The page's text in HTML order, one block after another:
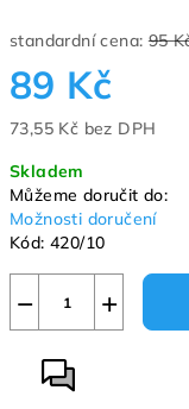
standardní cena: 95
89 Kč
73,55 Kč bez DPH
cena:
Skladem
Můžeme doručit do:
Možnosti doručení
Kód: 420/10
+
−